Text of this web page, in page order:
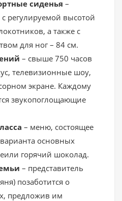
сиденья –
регулируемой высотой
а также с
для ног – 84 см.
– свыше 750 часов
телевизионные шоу,
экране. Каждому
звукопоглощающие
– меню, состоящее
основных
горячий шоколад.
– представитель
позаботится о
предложив им